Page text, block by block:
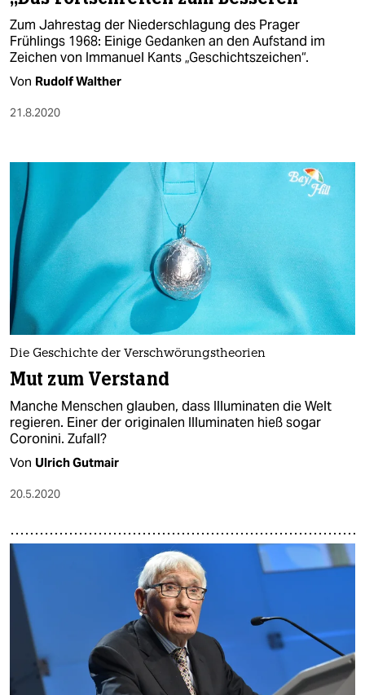
Zum Jahrestag der Niederschlagung des Prager
Frühlings 1968: Einige Gedanken an den Aufstand im
Zeichen von Immanuel Kants „Geschichtszeichen“.
Von Rudolf Walther
21.8.2020
Die Geschichte der Verschwörungstheorien
Mut zum Verstand
Manche Menschen glauben, dass Illuminaten die Welt
regieren. Einer der originalen Illuminaten hieß sogar
Coronini. Zufall?
Von Ulrich Gutmair
20.5.2020